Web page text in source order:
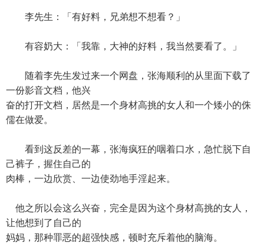
李先生：「有好料，兄弟想不想看？」
有容奶大：「我靠，大神的好料，我当然要看了。」
随着李先生发过来一个网盘，张海顺利的从里面下载了
一份影音文档，他兴
奋的打开文档，居然是一个身材高挑的女人和一个矮小的侏
儒在做爱。
看到这反差的一幕，张海疯狂的咽着口水，急忙脱下自
己裤子，握住自己的
肉棒，一边欣赏、一边使劲地手淫起来。
他之所以会这么兴奋，完全是因为这个身材高挑的女人，
让他想到了自己的
妈妈，那种罪恶的超强快感，顿时充斥着他的脑海。